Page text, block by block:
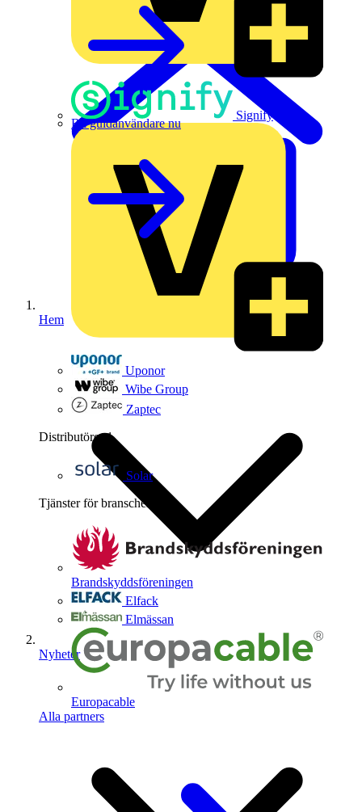
Signify
Uponor
Wibe Group
Zaptec
Distributörer 1
Solar
Tjänster för branschen
Brandskyddsföreningen
Elfack
Elmässan
Europacable
Alla partners
Bli guldanvändare nu
Hem
Nyheter